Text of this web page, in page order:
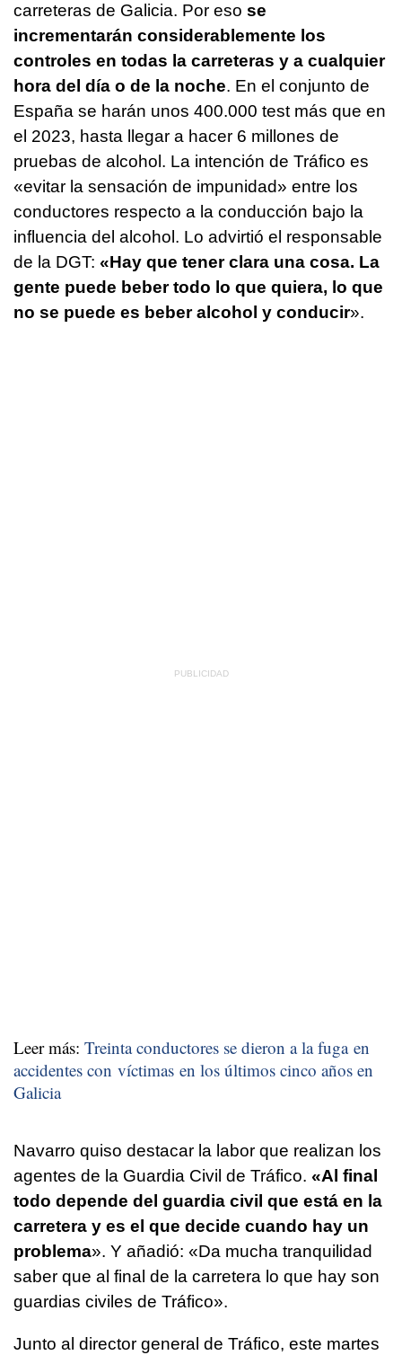
carreteras de Galicia. Por eso se
incrementarán considerablemente los
controles en todas la carreteras y a cualquier
hora del día o de la noche. En el conjunto de
España se harán unos 400.000 test más que en
el 2023, hasta llegar a hacer 6 millones de
pruebas de alcohol. La intención de Tráfico es
«evitar la sensación de impunidad» entre los
conductores respecto a la conducción bajo la
influencia del alcohol. Lo advirtió el responsable
de la DGT: «Hay que tener clara una cosa. La
gente puede beber todo lo que quiera, lo que
no se puede es beber alcohol y conducir».
Leer más: Treinta conductores se dieron a la fuga en
accidentes con víctimas en los últimos cinco años en
Galicia
Navarro quiso destacar la labor que realizan los
agentes de la Guardia Civil de Tráfico. «Al final
todo depende del guardia civil que está en la
carretera y es el que decide cuando hay un
problema». Y añadió: «Da mucha tranquilidad
saber que al final de la carretera lo que hay son
guardias civiles de Tráfico».
Junto al director general de Tráfico, este martes